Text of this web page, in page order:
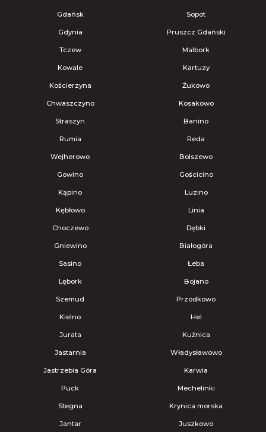
Gdańsk Sopot
Gdynia Pruszcz Gdański
Tczew Malbork
Kowale Kartuzy
Kościerzyna Żukowo
Chwaszczyno Kosakowo
Straszyn Banino
Rumia Reda
Wejherowo Bolszewo
Gowino Gościcino
Kąpino Luzino
Kębłowo Linia
Choczewo Dębki
Gniewino Białogóra
Sasino Łeba
Lębork Bojano
Szemud Przodkowo
Kielno Hel
Jurata Kuźnica
Jastarnia Władysławowo
Jastrzebia Góra Karwia
Puck Mechelinki
Stegna Krynica morska
Jantar Juszkowo